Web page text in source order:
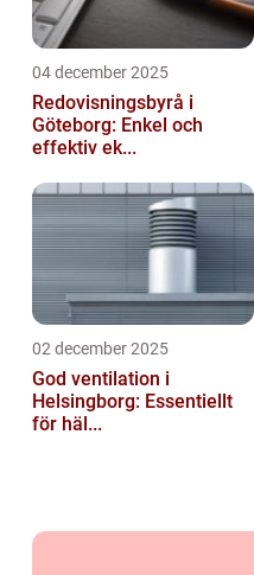
04 december 2025
Redovisningsbyrå i
Göteborg: Enkel och
effektiv ek...
02 december 2025
God ventilation i
Helsingborg: Essentiellt
för häl...